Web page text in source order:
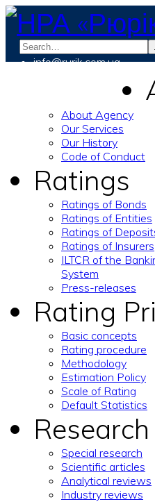
.
info@rurik.com.ua
About Agency
Our Services
Our History
Code of Conduct
Ratings
Ratings of Bonds
Ratings of Entities
Ratings of
Ratings of Insurers
ILTCR of the
System
Press-releases
Rating
Basic concepts
Rating procedure
Methodology
Estimation Policy
Scale of Rating
Default Statistics
Research
Special research
Scientific articles
Analytical reviews
Industry reviews